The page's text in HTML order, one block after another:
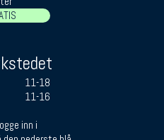
11-18
11-16
inn i